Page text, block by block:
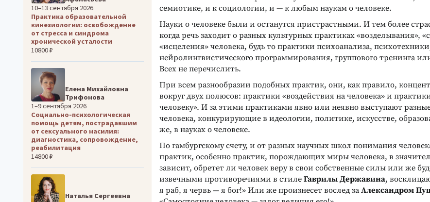
семиотике, и к социологии, и — к любым наукам о человеке.
Науки о человеке были и останутся пристрастными. И тем более
когда речь заходит о разных культурных практиках «возделывания»,
«исцеления» человека, будь то практики психоанализа,
нейролингвистического программирования, группового тренинга
Всех не перечислить.
При всем разнообразии подобных практик, они, как правило,
вокруг двух полюсов: практики «воздействия на человека» и
человеку». И за этими практиками явно или неявно выступают
человека, конкурирующие в идеологии, политике, искусстве,
же, в науках о человеке.
По гамбургскому счету, и от разных научных школ понимания
практик, особенно практик, порождающих миры человека, в
зависит, обретет ли человек веру в свои собственные силы или же
извечными противоречиями в стилеГаврилы Державина,
я раб, я червь — я бог!» Или же произнесет вослед заАлександром
10–13 сентября 2026
Практика образовательной
кинезиологии: освобождение
от стресса и синдрома
хронической усталости
10800 ₽
Елена Михайловна
Трифонова
1–9 сентября 2026
Социально-психологическая
помощь детям, пострадавшим
от сексуального насилия:
диагностика, сопровождение,
реабилитация
14800 ₽
Наталья Сергеевна